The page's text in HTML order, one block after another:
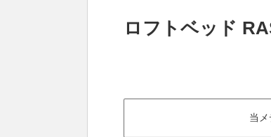
ロフトベッド
当